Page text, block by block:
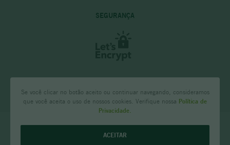
Se você clicar no botão aceito ou continuar navegando, consideramos
que você aceita o uso de nossos cookies. Verifique nossa Política de
Privacidade.
ACEITAR
SEGURANÇA
CASA RIO VERDE - Comércio de Bebidas NSA LTDA Rua Tenente Anastácio
de Moura 171, loja 02 Santa Efigênia, Belo Horizonte - MG CNPJ: